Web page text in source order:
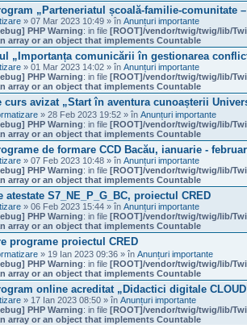
„Parteneriatul școală-familie-comunitate
» 07 Mar 2023 10:49 » în Anunțuri importante
PHP Warning: in file [ROOT]/vendor/twig/twig/lib/
array or an object that implements Countable
„Importanța comunicării în gestionarea
» 01 Mar 2023 14:02 » în Anunțuri importante
PHP Warning: in file [ROOT]/vendor/twig/twig/lib/
array or an object that implements Countable
curs avizat „Start în aventura cunoașterii
» 28 Feb 2023 19:52 » în Anunțuri importante
PHP Warning: in file [ROOT]/vendor/twig/twig/lib/
array or an object that implements Countable
de formare CCD Bacău, ianuarie -
» 07 Feb 2023 10:48 » în Anunțuri importante
PHP Warning: in file [ROOT]/vendor/twig/twig/lib/
array or an object that implements Countable
atestate S7_NE_P_G_BC, proiectul CRED
» 06 Feb 2023 15:44 » în Anunțuri importante
PHP Warning: in file [ROOT]/vendor/twig/twig/lib/
array or an object that implements Countable
programe proiectul CRED
» 19 Ian 2023 09:36 » în Anunțuri importante
PHP Warning: in file [ROOT]/vendor/twig/twig/lib/
array or an object that implements Countable
online acreditat „Didactici digitale
» 17 Ian 2023 08:50 » în Anunțuri importante
PHP Warning: in file [ROOT]/vendor/twig/twig/lib/
array or an object that implements Countable